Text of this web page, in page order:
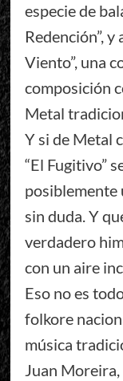
especie de
Redención”,
Viento”, una
composición
Metal
Y si de Metal
“El Fugitivo”
posiblemente
sin duda. Y
verdadero
con un aire
Eso no es
folkore
música
Juan